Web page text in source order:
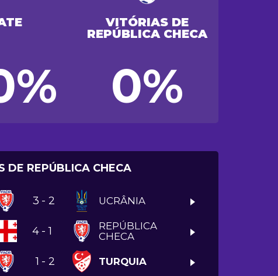
VITÓRIAS DE
REPÚBLICA CHECA
0%
DE REPÚBLICA CHECA
3 - 2 UCRÂNIA
4 - 1
REPÚBLICA
CHECA
1 - 2 TURQUIA